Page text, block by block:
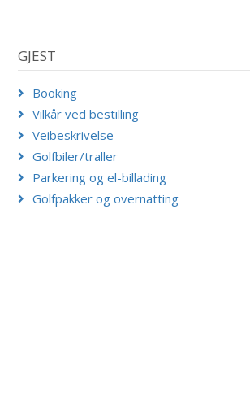
GJEST
Booking
Vilkår ved bestilling
Veibeskrivelse
Golfbiler/traller
Parkering og el-billading
Golfpakker og overnatting